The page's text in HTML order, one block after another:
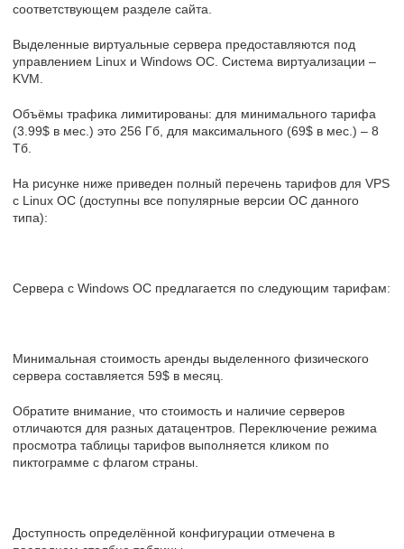
соответствующем разделе сайта.
Выделенные виртуальные сервера предоставляются под
управлением Linux и Windows ОС. Система виртуализации –
KVM.
Объёмы трафика лимитированы: для минимального тарифа
(3.99$ в мес.) это 256 Гб, для максимального (69$ в мес.) – 8
Тб.
На рисунке ниже приведен полный перечень тарифов для VPS
с Linux OC (доступны все популярные версии ОС данного
типа):
Сервера c Windows OC предлагается по следующим тарифам:
Минимальная стоимость аренды выделенного физического
сервера составляется 59$ в месяц.
Обратите внимание, что стоимость и наличие серверов
отличаются для разных датацентров. Переключение режима
просмотра таблицы тарифов выполняется кликом по
пиктограмме с флагом страны.
Доступность определённой конфигурации отмечена в